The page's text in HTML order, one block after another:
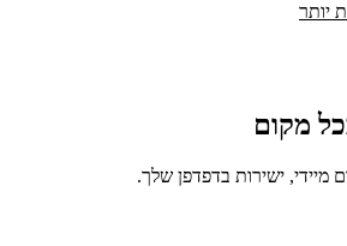
יותר
מקום
ישירות בדפדפן שלך.